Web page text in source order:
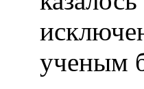
ученым